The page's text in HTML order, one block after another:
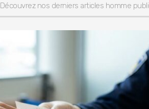
Découvrez nos derniers articles homme